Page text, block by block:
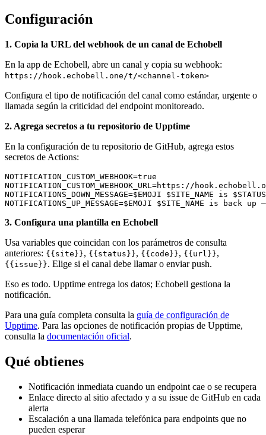
Configuración
1. Copia la URL del webhook de un canal de Echobell
En la app de Echobell, abre un canal y copia su webhook:
https://hook.echobell.one/t/<channel-token>
Configura el tipo de notificación del canal como estándar, urgente o
llamada según la criticidad del endpoint monitoreado.
2. Agrega secretos a tu repositorio de Upptime
En la configuración de tu repositorio de GitHub, agrega estos
secretos de Actions:
NOTIFICATION_CUSTOM_WEBHOOK=true
NOTIFICATION_CUSTOM_WEBHOOK_URL=https://
NOTIFICATIONS_DOWN_MESSAGE=$EMOJI $SITE_NAME is
3. Configura una plantilla en Echobell
Usa variables que coincidan con los parámetros de consulta
anteriores: {{site}}, {{status}}, {{code}}, {{url}},
{{issue}}. Elige si el canal debe llamar o enviar push.
Eso es todo. Upptime entrega los datos; Echobell gestiona la
notificación.
Para una guía completa consulta la guía de configuración de
Upptime. Para las opciones de notificación propias de Upptime,
consulta la documentación oficial.
Qué obtienes
Notificación inmediata cuando un endpoint cae o se recupera
Enlace directo al sitio afectado y a su issue de GitHub en cada
alerta
Escalación a una llamada telefónica para endpoints que no
pueden esperar